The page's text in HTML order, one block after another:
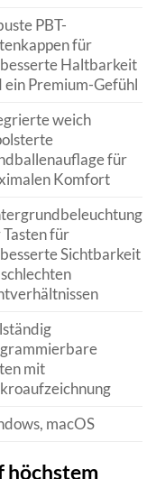
PBT-
für
Haltbarkeit
ein Premium-Gefühl
weich
für
Komfort
für
Sichtbarkeit
mit
macOS
höchstem